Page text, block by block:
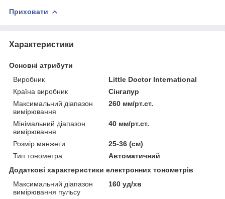
Приховати
Характеристики
Основні атрибути
Виробник
Little Doctor International
Країна виробник
Сінгапур
Максимальний діапазон
вимірювання
260 мм/рт.ст.
Мінімальний діапазон
вимірювання
40 мм/рт.ст.
Розмір манжети
25-36 (см)
Тип тонометра
Автоматичний
Додаткові характеристики електронних тонометрів
Максимальний діапазон
вимірювання пульсу
160 уд/хв